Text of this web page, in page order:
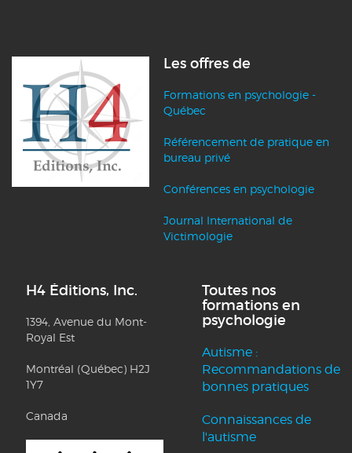
Les offres de
Formations en psychologie -
Québec
Référencement de pratique en
bureau privé
Conférences en psychologie
Journal International de
Victimologie
H4 Éditions, Inc.
1394, Avenue du Mont-
Royal Est
Montréal (Québec) H2J
1Y7
Canada
Toutes nos
formations en
psychologie
Autisme :
Recommandations de
bonnes pratiques
Connaissances de
l'autisme